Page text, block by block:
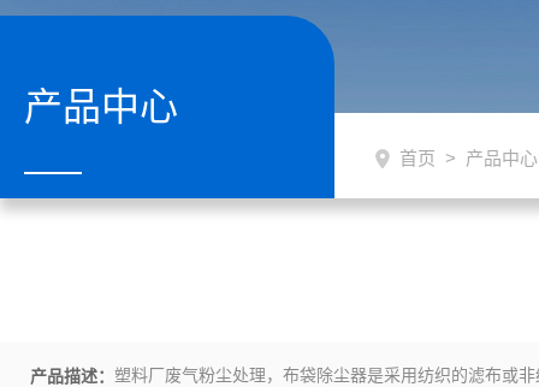
产品中心
首页 > 产品中心
产品描述： 塑料厂废气粉尘处理，布袋除尘器是采用纺织的滤布或